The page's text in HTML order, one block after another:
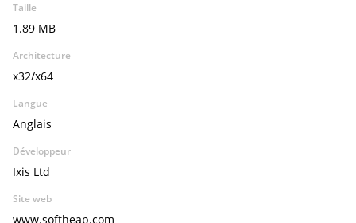
Taille
1.89 MB
Architecture
x32/x64
Langue
Anglais
Développeur
Ixis Ltd
Site web
www.softheap.com